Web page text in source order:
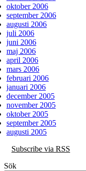
oktober 2006
september 2006
augusti 2006
juli 2006
juni 2006
maj 2006
april 2006
mars 2006
februari 2006
januari 2006
december 2005
november 2005
oktober 2005
september 2005
augusti 2005
Subscribe via RSS
Sök